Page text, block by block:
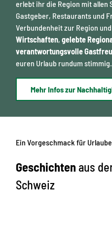
erlebt ihr die Region mit allen
Gastgeber, Restaurants und
Verbundenheit zur Region
Wirtschaften, gelebte
verantwortungsvolle
euren Urlaub rundum stimmig.
Mehr Infos zur
Ein Vorgeschmack für
Geschichten aus
Schweiz